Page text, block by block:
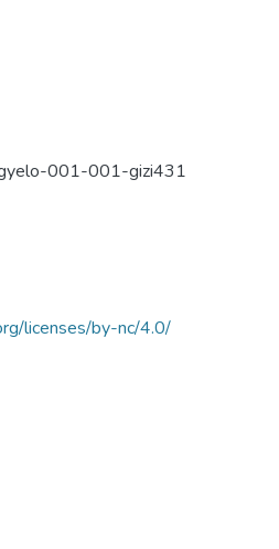
001-001-gizi431
licenses/by-nc/4.0/